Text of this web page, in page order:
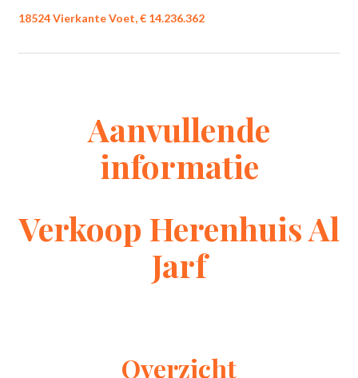
18524 Vierkante Voet, € 14.236.362
Aanvullende
informatie
Verkoop Herenhuis Al
Jarf
Overzicht